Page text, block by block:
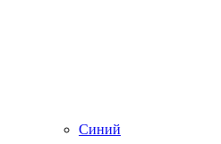
Синий